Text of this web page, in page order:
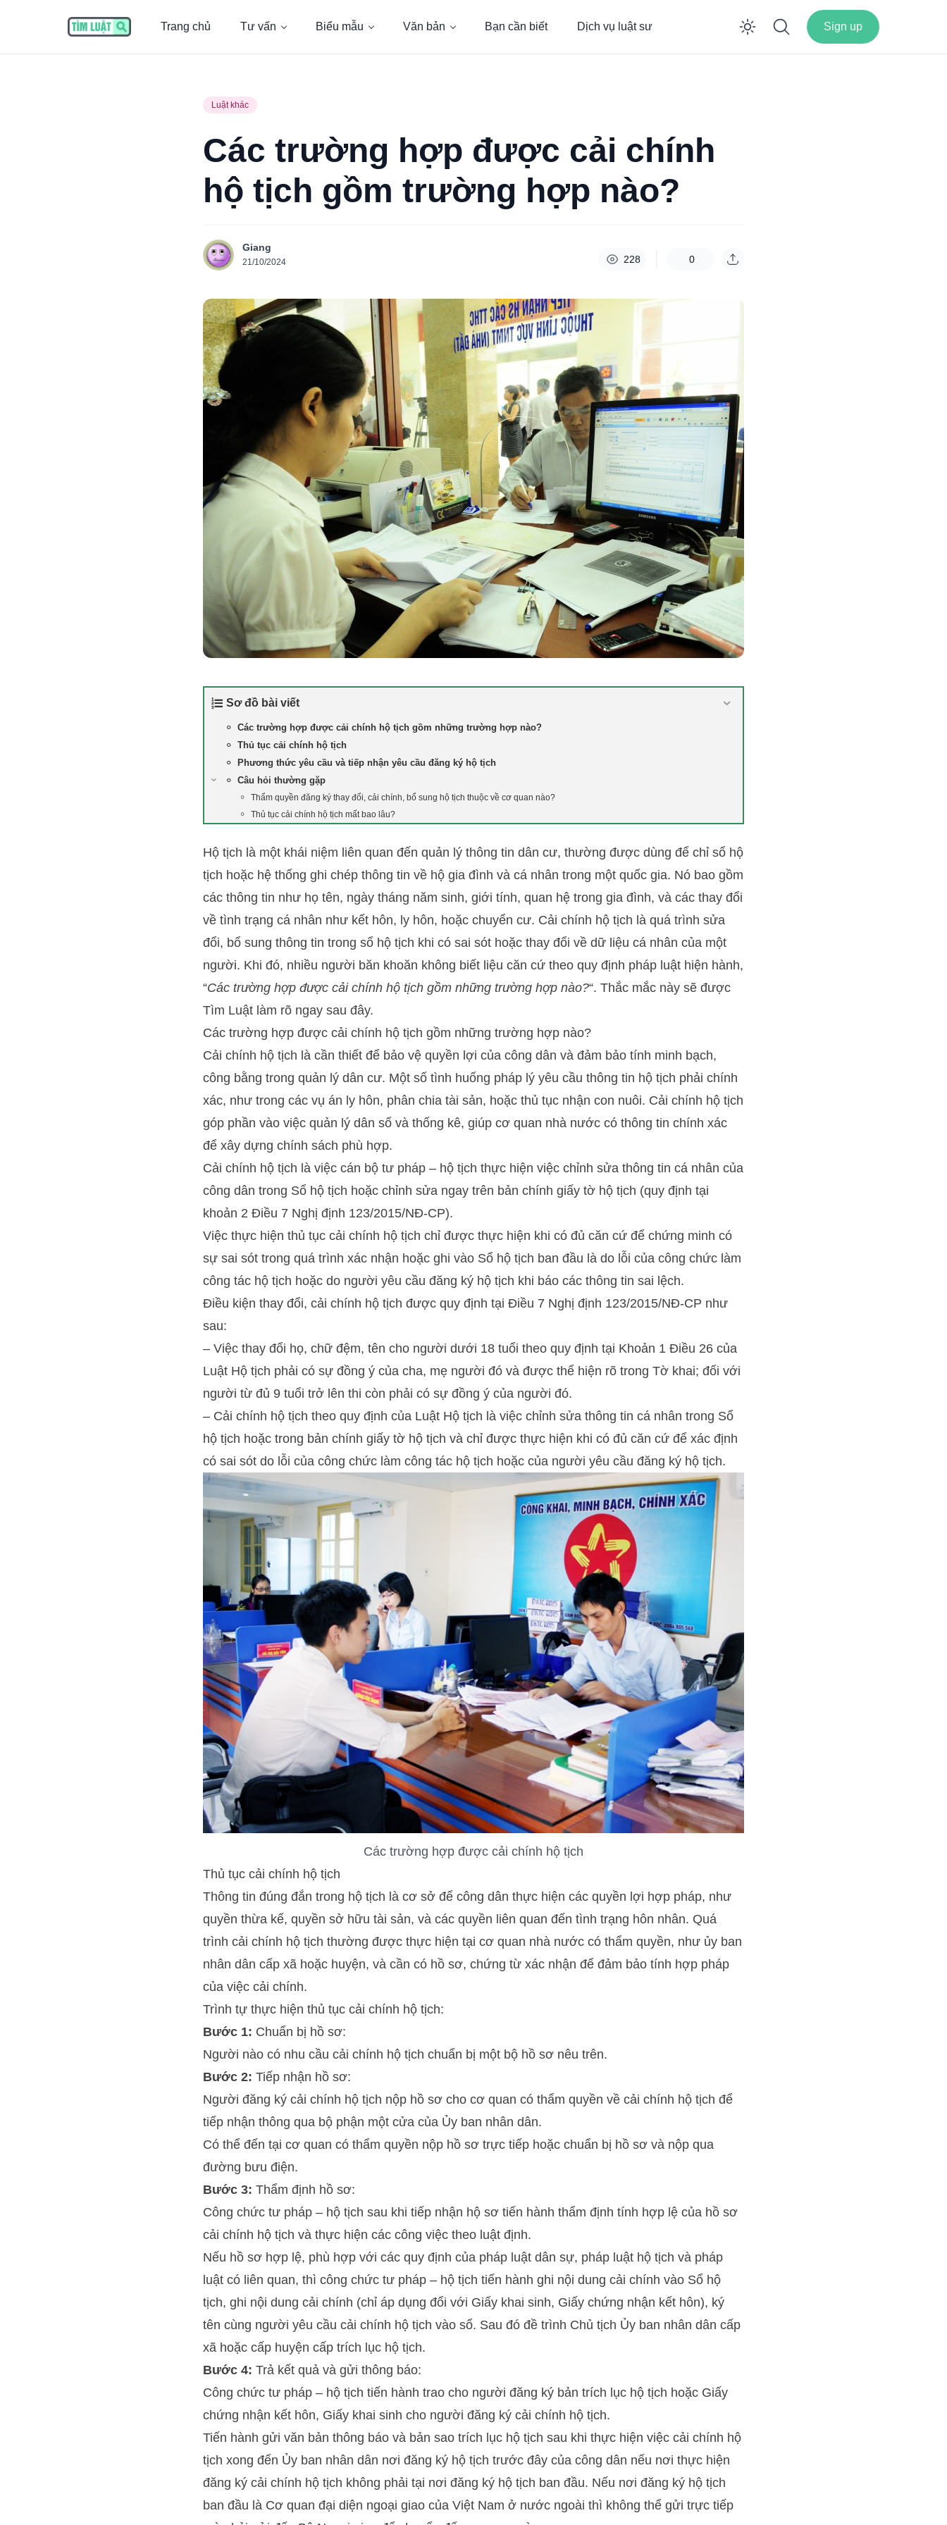
Trang chủ Tư vấn Biểu mẫu Văn bản Bạn cần biết Dịch vụ luật sư Enable dark mode
Sign up
Luật khác
Các trường hợp được cải chính
hộ tịch gồm trường hợp nào?
Giang
21/10/2024 228 0
Sơ đồ bài viết
Các trường hợp được cải chính hộ tịch gồm những trường hợp nào?
Thủ tục cải chính hộ tịch
Phương thức yêu cầu và tiếp nhận yêu cầu đăng ký hộ tịch
Câu hỏi thường gặp
Thẩm quyền đăng ký thay đổi, cải chính, bổ sung hộ tịch thuộc về cơ quan nào?
Thủ tục cải chính hộ tịch mất bao lâu?
Hộ tịch là một khái niệm liên quan đến quản lý thông tin dân cư, thường được dùng để chỉ sổ hộ
tịch hoặc hệ thống ghi chép thông tin về hộ gia đình và cá nhân trong một quốc gia. Nó bao gồm
các thông tin như họ tên, ngày tháng năm sinh, giới tính, quan hệ trong gia đình, và các thay đổi
về tình trạng cá nhân như kết hôn, ly hôn, hoặc chuyển cư. Cải chính hộ tịch là quá trình sửa
đổi, bổ sung thông tin trong sổ hộ tịch khi có sai sót hoặc thay đổi về dữ liệu cá nhân của một
người. Khi đó, nhiều người băn khoăn không biết liệu căn cứ theo quy định pháp luật hiện hành,
“Các trường hợp được cải chính hộ tịch gồm những trường hợp nào?“. Thắc mắc này sẽ được
Tìm Luật làm rõ ngay sau đây.
Các trường hợp được cải chính hộ tịch gồm những trường hợp nào?
Cải chính hộ tịch là cần thiết để bảo vệ quyền lợi của công dân và đảm bảo tính minh bạch,
công bằng trong quản lý dân cư. Một số tình huống pháp lý yêu cầu thông tin hộ tịch phải chính
xác, như trong các vụ án ly hôn, phân chia tài sản, hoặc thủ tục nhận con nuôi. Cải chính hộ tịch
góp phần vào việc quản lý dân số và thống kê, giúp cơ quan nhà nước có thông tin chính xác
để xây dựng chính sách phù hợp.
Cải chính hộ tịch là việc cán bộ tư pháp – hộ tịch thực hiện việc chỉnh sửa thông tin cá nhân của
công dân trong Sổ hộ tịch hoặc chỉnh sửa ngay trên bản chính giấy tờ hộ tịch (quy định tại
khoản 2 Điều 7 Nghị định 123/2015/NĐ-CP).
Việc thực hiện thủ tục cải chính hộ tịch chỉ được thực hiện khi có đủ căn cứ để chứng minh có
sự sai sót trong quá trình xác nhận hoặc ghi vào Sổ hộ tịch ban đầu là do lỗi của công chức làm
công tác hộ tịch hoặc do người yêu cầu đăng ký hộ tịch khi báo các thông tin sai lệch.
Điều kiện thay đổi, cải chính hộ tịch được quy định tại Điều 7 Nghị định 123/2015/NĐ-CP như
sau:
– Việc thay đổi họ, chữ đệm, tên cho người dưới 18 tuổi theo quy định tại Khoản 1 Điều 26 của
Luật Hộ tịch phải có sự đồng ý của cha, mẹ người đó và được thể hiện rõ trong Tờ khai; đối với
người từ đủ 9 tuổi trở lên thi còn phải có sự đồng ý của người đó.
– Cải chính hộ tịch theo quy định của Luật Hộ tịch là việc chỉnh sửa thông tin cá nhân trong Sổ
hộ tịch hoặc trong bản chính giấy tờ hộ tịch và chỉ được thực hiện khi có đủ căn cứ để xác định
có sai sót do lỗi của công chức làm công tác hộ tịch hoặc của người yêu cầu đăng ký hộ tịch.
Các trường hợp được cải chính hộ tịch
Thủ tục cải chính hộ tịch
Thông tin đúng đắn trong hộ tịch là cơ sở để công dân thực hiện các quyền lợi hợp pháp, như
quyền thừa kế, quyền sở hữu tài sản, và các quyền liên quan đến tình trạng hôn nhân. Quá
trình cải chính hộ tịch thường được thực hiện tại cơ quan nhà nước có thẩm quyền, như ủy ban
nhân dân cấp xã hoặc huyện, và cần có hồ sơ, chứng từ xác nhận để đảm bảo tính hợp pháp
của việc cải chính.
Trình tự thực hiện thủ tục cải chính hộ tịch:
Bước 1: Chuẩn bị hồ sơ:
Người nào có nhu cầu cải chính hộ tịch chuẩn bị một bộ hồ sơ nêu trên.
Bước 2: Tiếp nhận hồ sơ:
Người đăng ký cải chính hộ tịch nộp hồ sơ cho cơ quan có thẩm quyền về cải chính hộ tịch để
tiếp nhận thông qua bộ phận một cửa của Ủy ban nhân dân.
Có thể đến tại cơ quan có thẩm quyền nộp hồ sơ trực tiếp hoặc chuẩn bị hồ sơ và nộp qua
đường bưu điện.
Bước 3: Thẩm định hồ sơ:
Công chức tư pháp – hộ tịch sau khi tiếp nhận hộ sơ tiến hành thẩm định tính hợp lệ của hồ sơ
cải chính hộ tịch và thực hiện các công việc theo luật định.
Nếu hồ sơ hợp lệ, phù hợp với các quy định của pháp luật dân sự, pháp luật hộ tịch và pháp
luật có liên quan, thì công chức tư pháp – hộ tịch tiến hành ghi nội dung cải chính vào Sổ hộ
tịch, ghi nội dung cải chính (chỉ áp dụng đổi với Giấy khai sinh, Giấy chứng nhận kết hôn), ký
tên cùng người yêu cầu cải chính hộ tịch vào sổ. Sau đó đề trình Chủ tịch Ủy ban nhân dân cấp
xã hoặc cấp huyện cấp trích lục hộ tịch.
Bước 4: Trả kết quả và gửi thông báo:
Công chức tư pháp – hộ tịch tiến hành trao cho người đăng ký bản trích lục hộ tịch hoặc Giấy
chứng nhận kết hôn, Giấy khai sinh cho người đăng ký cải chính hộ tịch.
Tiến hành gửi văn bản thông báo và bản sao trích lục hộ tịch sau khi thực hiện việc cải chính hộ
tịch xong đến Ủy ban nhân dân nơi đăng ký hộ tịch trước đây của công dân nếu nơi thực hiện
đăng ký cải chính hộ tịch không phải tại nơi đăng ký hộ tịch ban đầu. Nếu nơi đăng ký hộ tịch
ban đầu là Cơ quan đại diện ngoại giao của Việt Nam ở nước ngoài thì không thể gửi trực tiếp